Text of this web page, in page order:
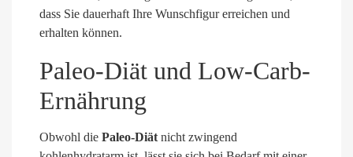
dass Sie dauerhaft Ihre Wunschfigur erreichen und
erhalten können.
Paleo-Diät und Low-Carb-
Ernährung
Obwohl die Paleo-Diät nicht zwingend